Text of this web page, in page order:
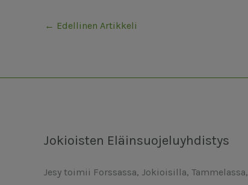
← Edellinen Artikkeli
Jokioisten Eläinsuojeluyhdistys
Jesy toimii Forssassa, Jokioisilla, Tammelassa,